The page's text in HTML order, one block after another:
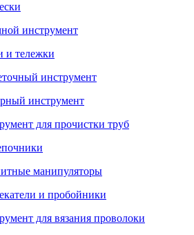
инструмент
и тележки
инструмент
инструмент
для прочистки труб
манипуляторы
и пробойники
для вязания проволоки